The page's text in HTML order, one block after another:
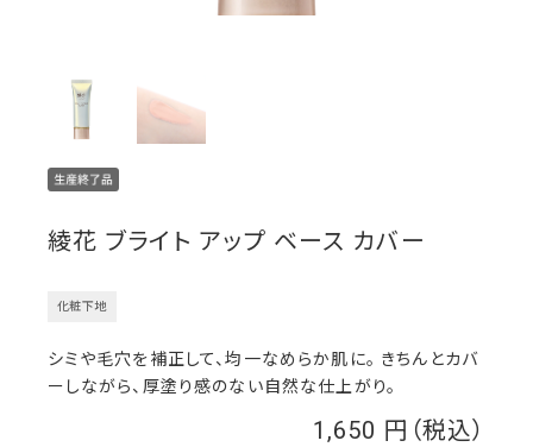
綾花 ブライト アップ ベース カバー
化粧下地
1,650
シミや毛穴を補正して、均一なめらか肌に。 きちんとカバ
ーしながら、厚塗り感のない自然な仕上がり。